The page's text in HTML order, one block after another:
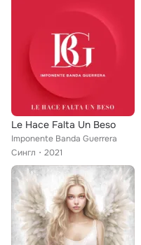
Le Hace Falta Un Beso
Imponente Banda Guerrera
Сингл
2021